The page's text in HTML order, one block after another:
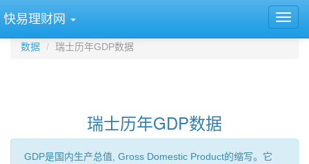
快易理财网
数据 瑞士历年GDP数据
瑞士历年GDP数据
GDP是国内生产总值, Gross Domestic Product的缩写。它